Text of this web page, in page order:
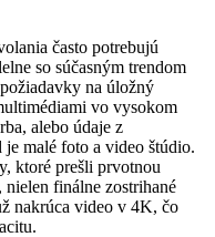
často potrebujú
so súčasným trendom
na úložný
vo vysokom
alebo údaje z
malé foto a video štúdio.
ktoré prešli prvotnou
nielen finálne zostrihané
nakrúca video v 4K, čo